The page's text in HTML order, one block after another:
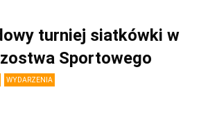
turniej siatkówki w
Sportowego
WYDARZENIA